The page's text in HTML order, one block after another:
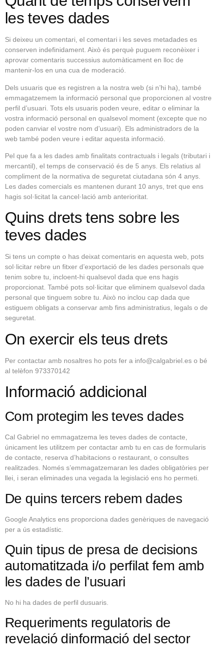
les teves dades
Si deixeu un comentari, el comentari i les seves metadades es
conserven indefinidament. Això és perquè puguem reconèixer i
aprovar comentaris successius automàticament en lloc de
mantenir-los en una cua de moderació.
Dels usuaris que es registren a la nostra web (si n’hi ha), també
emmagatzemem la informació personal que proporcionen al vostre
perfil d’usuari. Tots els usuaris poden veure, editar o eliminar la
vostra informació personal en qualsevol moment (excepte que no
poden canviar el vostre nom d’usuari). Els administradors de la
web també poden veure i editar aquesta informació.
Pel que fa a les dades amb finalitats contractuals i legals (tributari i
mercantil), el temps de conservació és de 5 anys. Els relatius al
compliment de la normativa de seguretat ciutadana són 4 anys.
Les dades comercials es mantenen durant 10 anys, tret que ens
hagis sol·licitat la cancel·lació amb anterioritat.
Quins drets tens sobre les
teves dades
Si tens un compte o has deixat comentaris en aquesta web, pots
sol·licitar rebre un fitxer d’exportació de les dades personals que
tenim sobre tu, incloent-hi qualsevol dada que ens hagis
proporcionat. També pots sol·licitar que eliminem qualsevol dada
personal que tinguem sobre tu. Això no inclou cap dada que
estiguem obligats a conservar amb fins administratius, legals o de
seguretat.
On exercir els teus drets
Per contactar amb nosaltres ho pots fer a info@calgabriel.es o bé
al telèfon 973370142
Informació addicional
Com protegim les teves dades
Cal Gabriel no emmagatzema les teves dades de contacte,
únicament les utilitzem per contactar amb tu en cas de formularis
de contacte, reserva d’habitacions o restaurant, o consultes
realitzades. Només s’emmagatzemaran les dades obligatòries per
llei, i seran eliminades una vegada la legislació ens ho permeti.
De quins tercers rebem dades
Google Analytics ens proporciona dades genèriques de navegació
per a ús estadístic.
Quin tipus de presa de decisions
automatitzada i/o perfilat fem amb
les dades de l’usuari
No hi ha dades de perfil dusuaris.
Requeriments regulatoris de
revelació dinformació del sector